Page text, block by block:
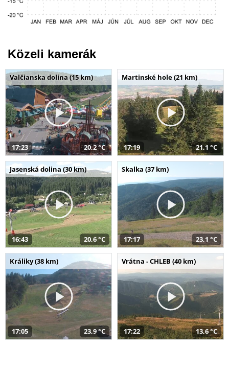
Közeli kamerák
Valčianska dolina (15 km)
17:23 20,2 °C
Martinské hole (21 km)
17:19 21,1 °C
Jasenská dolina (30 km)
16:43 20,6 °C
Skalka (37 km)
17:17 23,1 °C
Králiky (38 km)
17:05 23,9 °C
Vrátna - CHLEB (40 km)
17:22 13,6 °C